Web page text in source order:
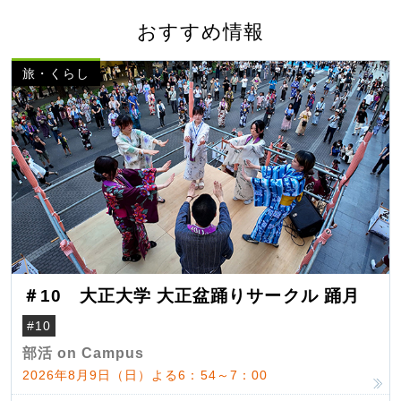
おすすめ情報
旅・くらし
＃10 大正大学 大正盆踊りサークル 踊月
#10
部活 on Campus
2026年8月9日（日）よる6：54～7：00